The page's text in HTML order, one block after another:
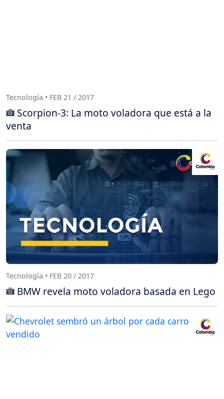
Tecnología • FEB 21 / 2017
Scorpion-3: La moto voladora que está a la
venta
Tecnología • FEB 20 / 2017
BMW revela moto voladora basada en Lego